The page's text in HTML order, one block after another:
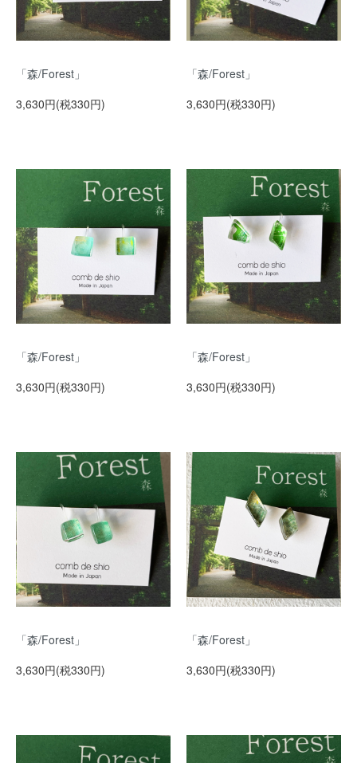
「森/Forest」
3,630円(税330円)
「森/Forest」
3,630円(税330円)
「森/Forest」
3,630円(税330円)
「森/Forest」
3,630円(税330円)
「森/Forest」
3,630円(税330円)
「森/Forest」
3,630円(税330円)